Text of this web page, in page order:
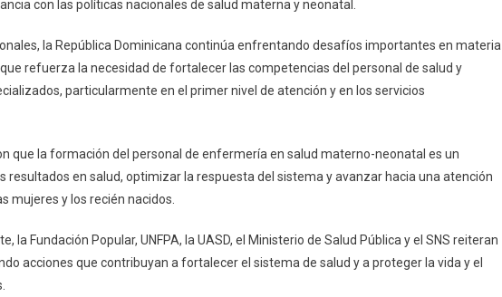
con las políticas nacionales de salud materna y neonatal.
la República Dominicana continúa enfrentando desafíos importantes en materia
refuerza la necesidad de fortalecer las competencias del personal de salud y
particularmente en el primer nivel de atención y en los servicios
que la formación del personal de enfermería en salud materno-neonatal es un
resultados en salud, optimizar la respuesta del sistema y avanzar hacia una atención
mujeres y los recién nacidos.
la Fundación Popular, UNFPA, la UASD, el Ministerio de Salud Pública y el SNS reiteran
acciones que contribuyan a fortalecer el sistema de salud y a proteger la vida y el